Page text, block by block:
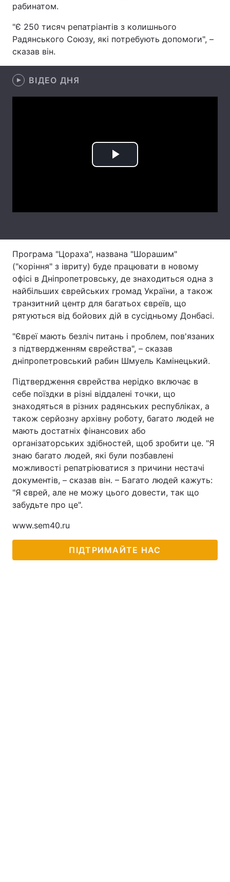
Головна
Україна Політика
Економіка
Спорт
Техно і зв'язок Лайт
Туризм
Погода
Відео з Youtube Статті
Інтерв'ю
Архів Вакансії
Контакти
Тема оформлення
рабинатом.
"Є 250 тисяч репатріантів з колишнього
Радянського Союзу, які потребують допомоги", –
сказав він.
ВІДЕО ДНЯ
Play
Програма "Цораха", названа "Шорашим"
("коріння" з івриту) буде працювати в новому
офісі в Дніпропетровську, де знаходиться одна з
найбільших єврейських громад України, а також
транзитний центр для багатьох євреїв, що
рятуються від бойових дій в сусідньому Донбасі.
"Євреї мають безліч питань і проблем, пов'язаних
з підтвердженням єврейства", – сказав
дніпропетровський рабин Шмуель Камінецький.
Підтвердження єврейства нерідко включає в
себе поїздки в різні віддалені точки, що
знаходяться в різних радянських республіках, а
також серйозну архівну роботу, багато людей не
мають достатніх фінансових або
організаторських здібностей, щоб зробити це. "Я
знаю багато людей, які були позбавлені
можливості репатріюватися з причини нестачі
документів, – сказав він. – Багато людей кажуть:
"Я єврей, але не можу цього довести, так що
забудьте про це".
www.sem40.ru
ПІДТРИМАЙТЕ НАС